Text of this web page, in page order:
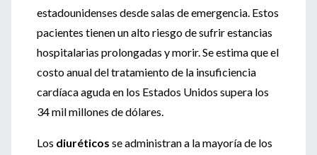
estadounidenses desde salas de emergencia. Estos
pacientes tienen un alto riesgo de sufrir estancias
hospitalarias prolongadas y morir. Se estima que el
costo anual del tratamiento de la insuficiencia
cardíaca aguda en los Estados Unidos supera los
34 mil millones de dólares.
Los diuréticos se administran a la mayoría de los